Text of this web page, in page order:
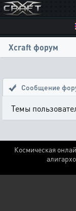
Xcraft форум
Сообщение
Темы
Космическая